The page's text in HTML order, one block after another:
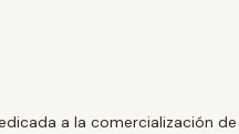
a la comercialización de